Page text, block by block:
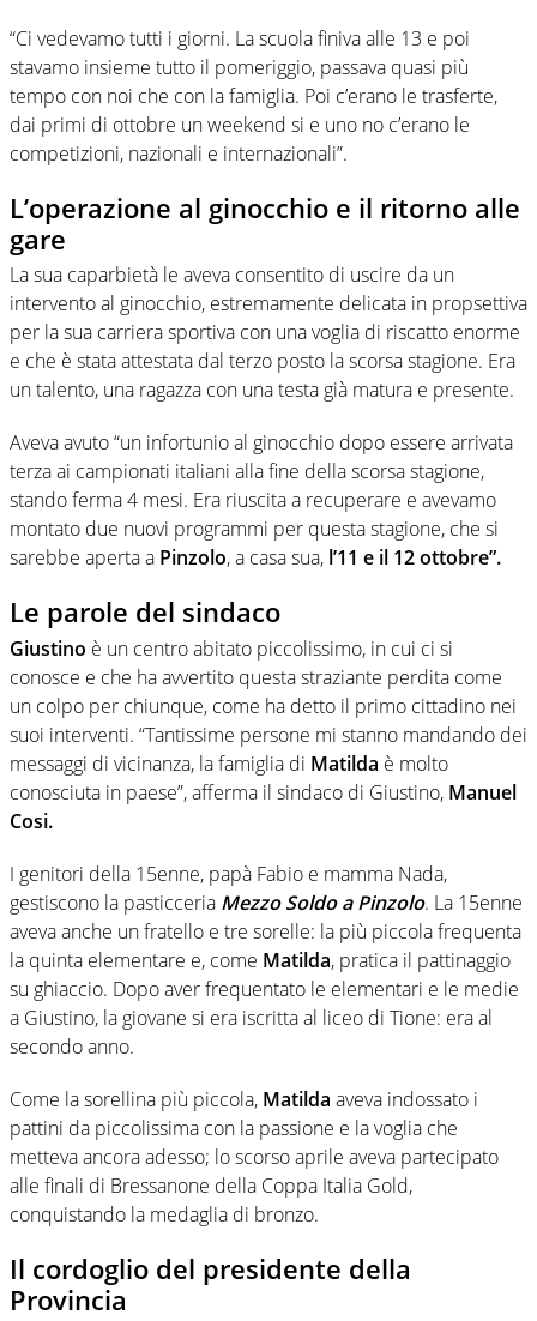
“Ci vedevamo tutti i giorni. La scuola finiva alle 13 e poi
stavamo insieme tutto il pomeriggio, passava quasi più
tempo con noi che con la famiglia. Poi c’erano le trasferte,
dai primi di ottobre un weekend si e uno no c’erano le
competizioni, nazionali e internazionali”.
L’operazione al ginocchio e il ritorno alle
gare
La sua caparbietà le aveva consentito di uscire da un
intervento al ginocchio, estremamente delicata in propsettiva
per la sua carriera sportiva con una voglia di riscatto enorme
e che è stata attestata dal terzo posto la scorsa stagione. Era
un talento, una ragazza con una testa già matura e presente.
Aveva avuto “un infortunio al ginocchio dopo essere arrivata
terza ai campionati italiani alla fine della scorsa stagione,
stando ferma 4 mesi. Era riuscita a recuperare e avevamo
montato due nuovi programmi per questa stagione, che si
sarebbe aperta a Pinzolo, a casa sua, l’11 e il 12 ottobre”.
Le parole del sindaco
Giustino è un centro abitato piccolissimo, in cui ci si
conosce e che ha avvertito questa straziante perdita come
un colpo per chiunque, come ha detto il primo cittadino nei
suoi interventi. “Tantissime persone mi stanno mandando dei
messaggi di vicinanza, la famiglia di Matilda è molto
conosciuta in paese”, afferma il sindaco di Giustino, Manuel
Cosi.
I genitori della 15enne, papà Fabio e mamma Nada,
gestiscono la pasticceria Mezzo Soldo a Pinzolo. La 15enne
aveva anche un fratello e tre sorelle: la più piccola frequenta
la quinta elementare e, come Matilda, pratica il pattinaggio
su ghiaccio. Dopo aver frequentato le elementari e le medie
a Giustino, la giovane si era iscritta al liceo di Tione: era al
secondo anno.
Come la sorellina più piccola, Matilda aveva indossato i
pattini da piccolissima con la passione e la voglia che
metteva ancora adesso; lo scorso aprile aveva partecipato
alle finali di Bressanone della Coppa Italia Gold,
conquistando la medaglia di bronzo.
Il cordoglio del presidente della
Provincia